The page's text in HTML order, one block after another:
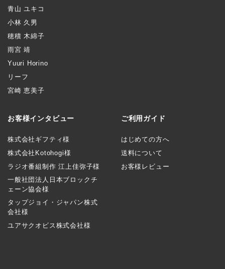
青山 ユキコ
小林 久男
穂積 木綿子
雨宮 靖
Yuuri Horino
リーフ
宮崎 恵美子
お客様インタビュー
株式会社ギフティ様
株式会社Kotohogi様
ラジオ番組制作 江上佳弥子様
一般社団法人日本ブロックチ
ェーン協会様
タップジョイ・ジャパン株式
会社様
ユアサクオビス株式会社様
ご利用ガイド
はじめての方へ
送料について
お客様レビュー